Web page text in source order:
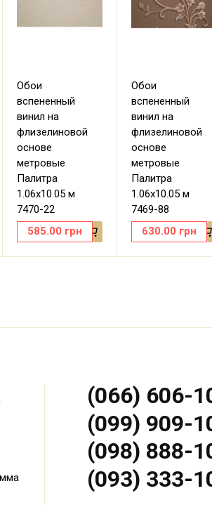
Обои
вспененный
винил на
флизелиновой
основе
метровые
Палитра
1.06х10.05 м
7470-22
585.00 грн
Обои
вспененный
винил на
флизелиновой
основе
метровые
Палитра
1.06х10.05 м
7469-88
630.00 грн
(066) 606-
(099) 909-
(098) 888-
(093) 333-